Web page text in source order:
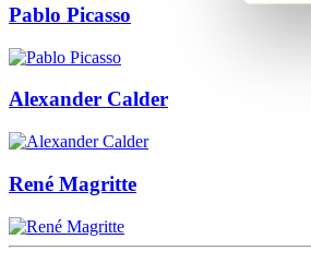
Pablo Picasso
Alexander Calder
René Magritte